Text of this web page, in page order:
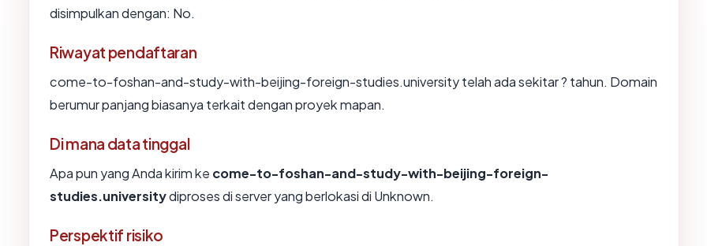
disimpulkan dengan: No.
Riwayat pendaftaran
come-to-foshan-and-study-with-beijing-foreign-studies.university telah ada sekitar ? tahun. Domain
berumur panjang biasanya terkait dengan proyek mapan.
Di mana data tinggal
Apa pun yang Anda kirim ke come-to-foshan-and-study-with-beijing-foreign-
studies.universitydiproses di server yang berlokasi di Unknown.
Perspektif risiko